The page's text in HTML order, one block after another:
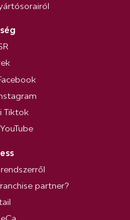
Tiktok
partner?